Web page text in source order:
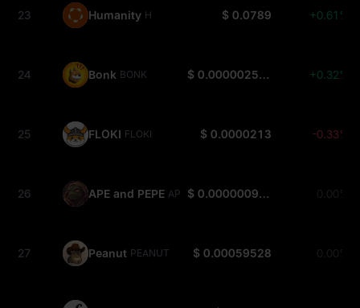
23 Humanity H $ 0.0789 +0.61%
24 Bonk BONK $ 0.000002523 +0.32%
25 FLOKI FLOKI $ 0.0000213 -0.33%
26 APE and PEPE APEPE $ 0.0000009429 0.00%
27 Peanut PEANUT $ 0.00059528 0.00%